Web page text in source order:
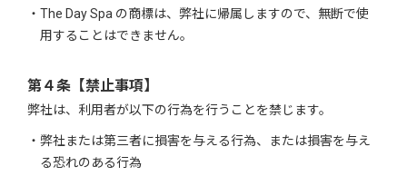
The Day Spa の商標は、弊社に帰属しますので、無断で使
用することはできません。
第４条【禁止事項】
弊社は、利用者が以下の行為を行うことを禁じます。
弊社または第三者に損害を与える行為、または損害を与え
る恐れのある行為